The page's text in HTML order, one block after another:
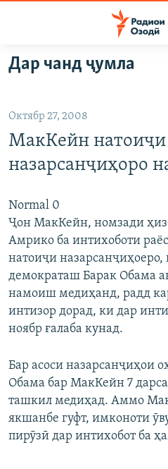
Ҷаҳиш
ба
аслӣ
Ҷаҳиш
ба
феҳристи
Ҷаҳиш
ба
ҷустор
ГӮШАҲО
ҚАЗИЯИ "КРОКУС"
ОСИЁИ МАРКАЗӢ
ФАРҲАНГ
МЕҲМОНИ ОЗОДӢ
ВАРЗИШ
РӮЗГОРИ МУҲОҶИР
ТАҲҚИҚОТ
ҶАНГ ДАР УКРАИНА
НАЗАРИ МАРДУМ
БЛОГИСТОН
ОЗОДӢ ОНЛАЙН
ЧАНДРАСОНАӢ
ВИДЕО
ГУЗОРИШҲОИ РАДИОӢ
РӮЙХАТҲО
КИТОБҲОИ ОЗОДӢ
ПАЙГИРӢ КУНЕД
Дар чанд ҷумла
Октябр 27, 2008
МакКейн натоиҷи
назарсанҷиҳоро
Normal 0
Ҷон МакКейн, номзади
Амрико ба интихоботи
натоиҷи назарсанҷиҳоеро,
демократаш Барак Обама
намоиш медиҳанд, радд
интизор дорад, ки дар
ноябр ғалаба кунад.
Бар асоси назарсанҷиҳои
Обама бар МакКейн 7
ташкил медиҳад. Аммо
якшанбе гуфт, имконоти
пирӯзӣ дар интихобот ба